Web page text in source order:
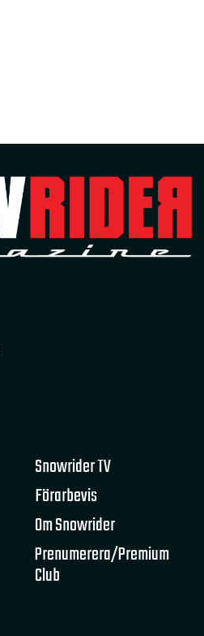
Snowrider TV
Förarbevis
Om Snowrider
Prenumerera/Premium
Club